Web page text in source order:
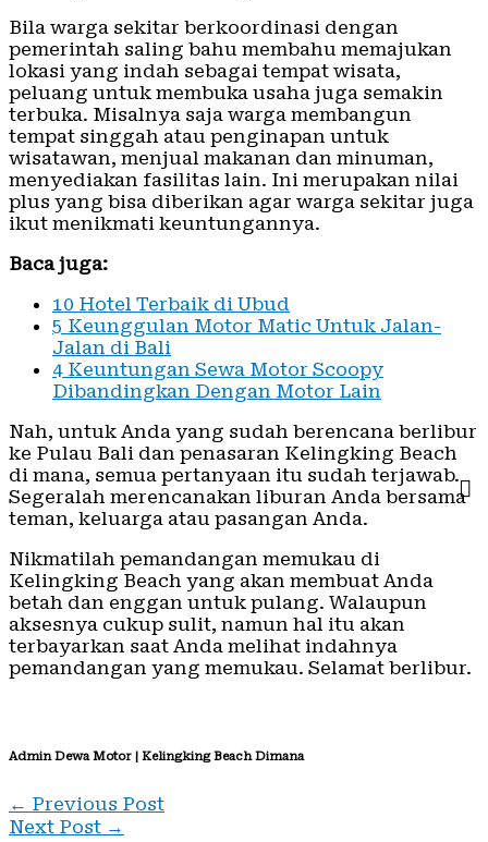
Bila warga sekitar berkoordinasi dengan
pemerintah saling bahu membahu memajukan
lokasi yang indah sebagai tempat wisata,
peluang untuk membuka usaha juga semakin
terbuka. Misalnya saja warga membangun
tempat singgah atau penginapan untuk
wisatawan, menjual makanan dan minuman,
menyediakan fasilitas lain. Ini merupakan nilai
plus yang bisa diberikan agar warga sekitar juga
ikut menikmati keuntungannya.
Baca juga:
10 Hotel Terbaik di Ubud
5 Keunggulan Motor Matic Untuk Jalan-
Jalan di Bali
4 Keuntungan Sewa Motor Scoopy
Dibandingkan Dengan Motor Lain
Nah, untuk Anda yang sudah berencana berlibur
ke Pulau Bali dan penasaran Kelingking Beach
di mana, semua pertanyaan itu sudah terjawab.
Segeralah merencanakan liburan Anda bersama
teman, keluarga atau pasangan Anda.
Nikmatilah pemandangan memukau di
Kelingking Beach yang akan membuat Anda
betah dan enggan untuk pulang. Walaupun
aksesnya cukup sulit, namun hal itu akan
terbayarkan saat Anda melihat indahnya
pemandangan yang memukau. Selamat berlibur.
Admin Dewa Motor | Kelingking Beach Dimana
← Previous Post
Next Post →